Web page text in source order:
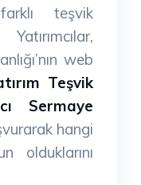
teşvik
web
Teşvik
Sermaye
hangi
olduklarını